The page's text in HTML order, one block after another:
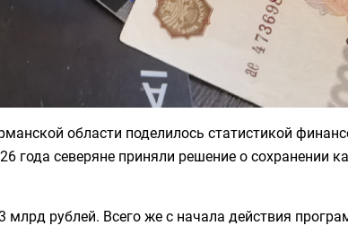
области поделилось статистикой
года северяне приняли решение о сохранении
млрд рублей. Всего же с начала действия